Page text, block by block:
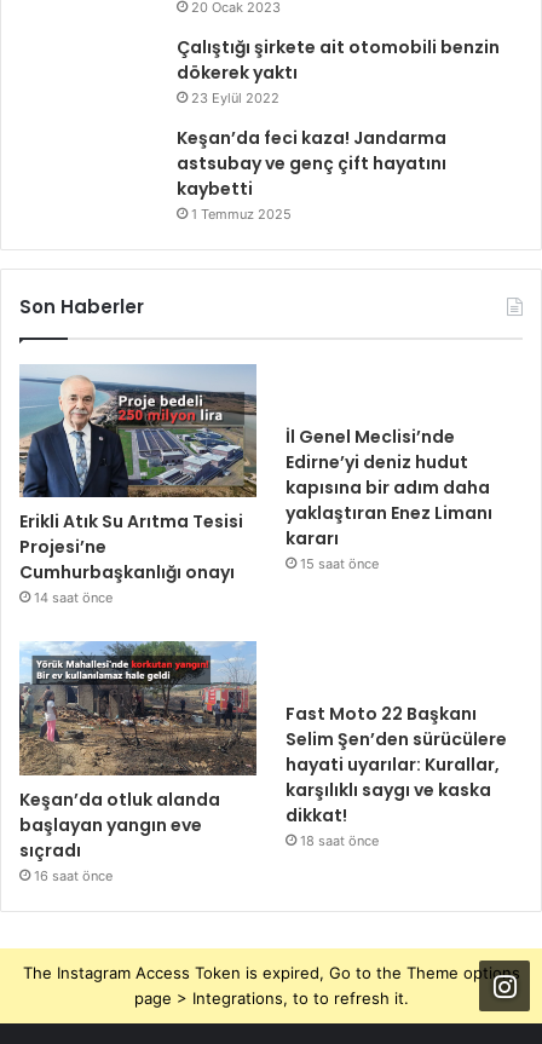
20 Ocak 2023
Çalıştığı şirkete ait otomobili benzin
dökerek yaktı
23 Eylül 2022
Keşan’da feci kaza! Jandarma
astsubay ve genç çift hayatını
kaybetti
1 Temmuz 2025
Son Haberler
Erikli Atık Su Arıtma Tesisi
Projesi’ne
Cumhurbaşkanlığı onayı
14 saat önce
İl Genel Meclisi’nde
Edirne’yi deniz hudut
kapısına bir adım daha
yaklaştıran Enez Limanı
kararı
15 saat önce
Keşan’da otluk alanda
başlayan yangın eve
sıçradı
16 saat önce
Fast Moto 22 Başkanı
Selim Şen’den sürücülere
hayati uyarılar: Kurallar,
karşılıklı saygı ve kaska
dikkat!
18 saat önce
The Instagram Access Token is expired, Go to the Theme options
page > Integrations, to to refresh it.